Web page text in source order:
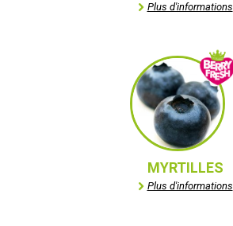
Plus d'informations
MYRTILLES
Plus d'informations